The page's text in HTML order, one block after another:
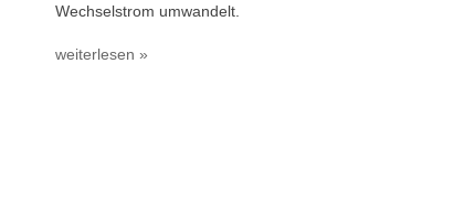
Wechselstrom umwandelt.
weiterlesen »